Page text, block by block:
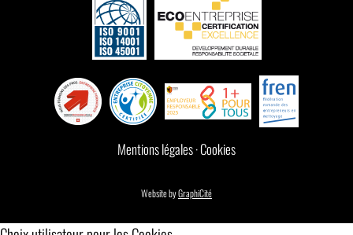
Mentions légales·Cookies
Website byGraphiCité